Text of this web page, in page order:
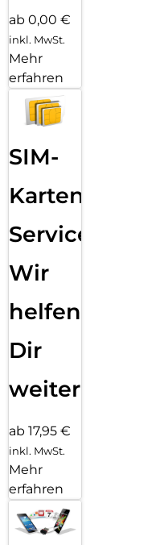
ab 0,00 €
inkl. MwSt.
Mehr
erfahren
SIM-
Karten
Service:
Wir
helfen
Dir
weiter
ab 17,95 €
inkl. MwSt.
Mehr
erfahren